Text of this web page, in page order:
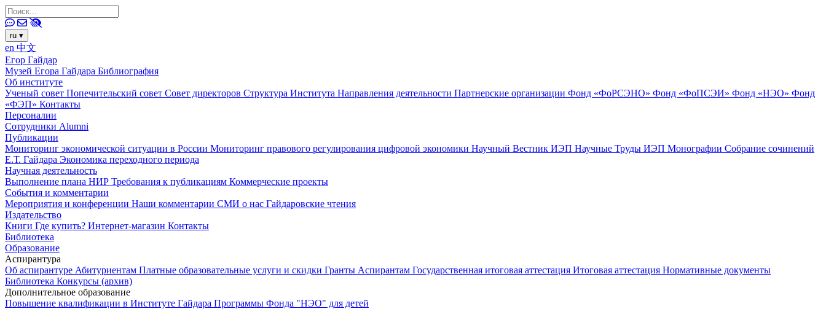
ru ▾
en 中文
Егор Гайдар
Музей Егора Гайдара Библиография
Об институте
Ученый совет Попечительский совет Совет директоров Структура Института Направления деятельности Партнерские организации Фонд «ФоРСЭНО» Фонд «ФоПСЭИ» Фонд «НЭО» Фонд
«ФЭП» Контакты
Персоналии
Сотрудники Alumni
Публикации
Мониторинг экономической ситуации в России Мониторинг правового регулирования цифровой экономики Научный Вестник ИЭП Научные Труды ИЭП Монографии Собрание сочинений
Е.Т. Гайдара Экономика переходного периода
Научная деятельность
Выполнение плана НИР Требования к публикациям Коммерческие проекты
События и комментарии
Мероприятия и конференции Наши комментарии СМИ о нас Гайдаровские чтения
Издательство
Книги Где купить? Интернет-магазин Контакты
Библиотека
Образование
Аспирантура
Об аспирантуре Абитуриентам Платные образовательные услуги и скидки Гранты Аспирантам Государственная итоговая аттестация Итоговая аттестация Нормативные документы
Библиотека Конкурсы (архив)
Дополнительное образование
Повышение квалификации в Институте Гайдара Программы Фонда "НЭО" для детей